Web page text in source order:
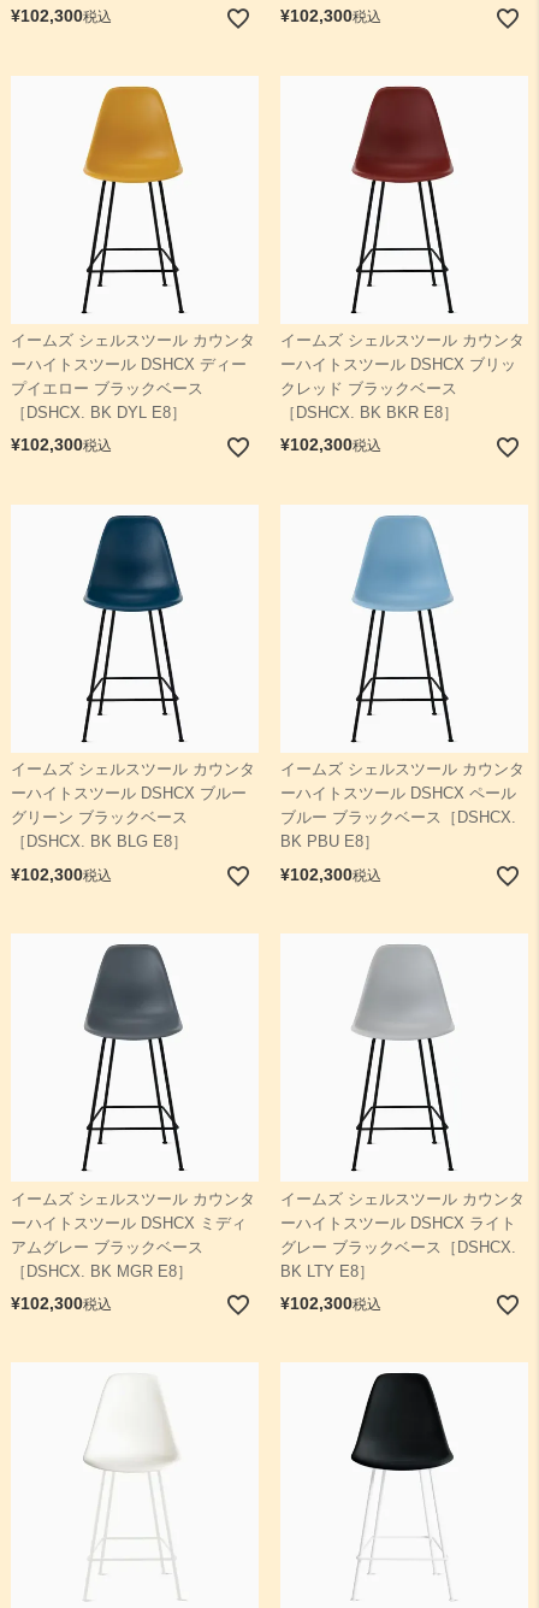
¥102,300税込 ¥102,300税込
イームズ シェルスツール カウンタ
ーハイトスツール DSHCX ディー
プイエロー ブラックベース
［DSHCX. BK DYL E8］
¥102,300税込
イームズ シェルスツール カウンタ
ーハイトスツール DSHCX ブリッ
クレッド ブラックベース
［DSHCX. BK BKR E8］
¥102,300税込
イームズ シェルスツール カウンタ
ーハイトスツール DSHCX ブルー
グリーン ブラックベース
［DSHCX. BK BLG E8］
¥102,300税込
イームズ シェルスツール カウンタ
ーハイトスツール DSHCX ペール
ブルー ブラックベース［DSHCX.
BK PBU E8］
¥102,300税込
イームズ シェルスツール カウンタ
ーハイトスツール DSHCX ミディ
アムグレー ブラックベース
［DSHCX. BK MGR E8］
¥102,300税込
イームズ シェルスツール カウンタ
ーハイトスツール DSHCX ライト
グレー ブラックベース［DSHCX.
BK LTY E8］
¥102,300税込